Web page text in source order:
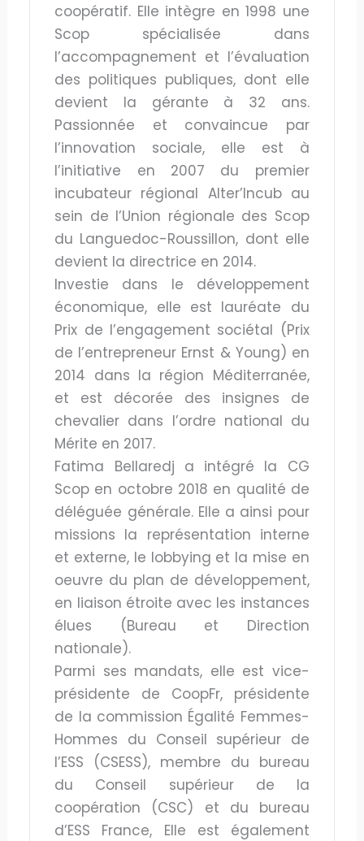
coopératif. Elle intègre en 1998 une
Scop spécialisée dans
l’accompagnement et l’évaluation
des politiques publiques, dont elle
devient la gérante à 32 ans.
Passionnée et convaincue par
l’innovation sociale, elle est à
l’initiative en 2007 du premier
incubateur régional Alter’Incub au
sein de l’Union régionale des Scop
du Languedoc-Roussillon, dont elle
devient la directrice en 2014.
Investie dans le développement
économique, elle est lauréate du
Prix de l’engagement sociétal (Prix
de l’entrepreneur Ernst & Young) en
2014 dans la région Méditerranée,
et est décorée des insignes de
chevalier dans l’ordre national du
Mérite en 2017.
Fatima Bellaredj a intégré la CG
Scop en octobre 2018 en qualité de
déléguée générale. Elle a ainsi pour
missions la représentation interne
et externe, le lobbying et la mise en
oeuvre du plan de développement,
en liaison étroite avec les instances
élues (Bureau et Direction
nationale).
Parmi ses mandats, elle est vice-
présidente de CoopFr, présidente
de la commission Égalité Femmes-
Hommes du Conseil supérieur de
l’ESS (CSESS), membre du bureau
du Conseil supérieur de la
coopération (CSC) et du bureau
d’ESS France, Elle est également